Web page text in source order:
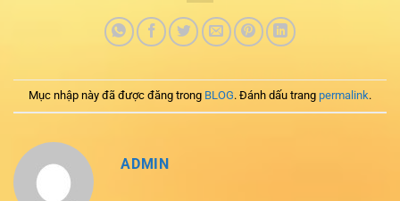
Mục nhập này đã được đăng trong BLOG. Đánh dấu trang permalink.
ADMIN